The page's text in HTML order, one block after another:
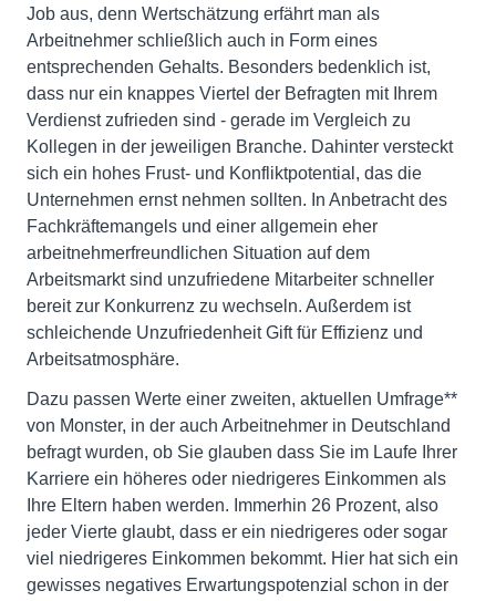
Job aus, denn Wertschätzung erfährt man als
Arbeitnehmer schließlich auch in Form eines
entsprechenden Gehalts. Besonders bedenklich ist,
dass nur ein knappes Viertel der Befragten mit Ihrem
Verdienst zufrieden sind - gerade im Vergleich zu
Kollegen in der jeweiligen Branche. Dahinter versteckt
sich ein hohes Frust- und Konfliktpotential, das die
Unternehmen ernst nehmen sollten. In Anbetracht des
Fachkräftemangels und einer allgemein eher
arbeitnehmerfreundlichen Situation auf dem
Arbeitsmarkt sind unzufriedene Mitarbeiter schneller
bereit zur Konkurrenz zu wechseln. Außerdem ist
schleichende Unzufriedenheit Gift für Effizienz und
Arbeitsatmosphäre.
Dazu passen Werte einer zweiten, aktuellen Umfrage**
von Monster, in der auch Arbeitnehmer in Deutschland
befragt wurden, ob Sie glauben dass Sie im Laufe Ihrer
Karriere ein höheres oder niedrigeres Einkommen als
Ihre Eltern haben werden. Immerhin 26 Prozent, also
jeder Vierte glaubt, dass er ein niedrigeres oder sogar
viel niedrigeres Einkommen bekommt. Hier hat sich ein
gewisses negatives Erwartungspotenzial schon in der